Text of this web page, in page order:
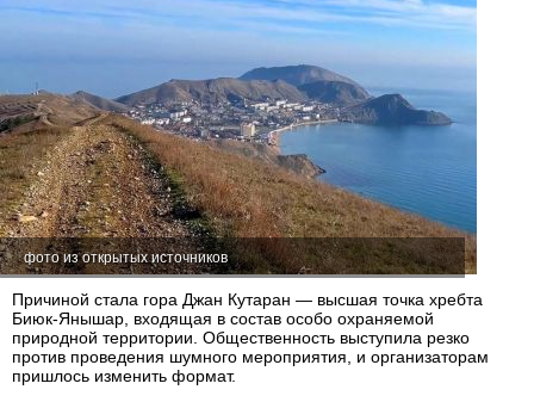
фото из открытых источников
Причиной стала гора Джан Кутаран — высшая точка хребта
Биюк-Янышар, входящая в состав особо охраняемой
природной территории. Общественность выступила резко
против проведения шумного мероприятия, и организаторам
пришлось изменить формат.